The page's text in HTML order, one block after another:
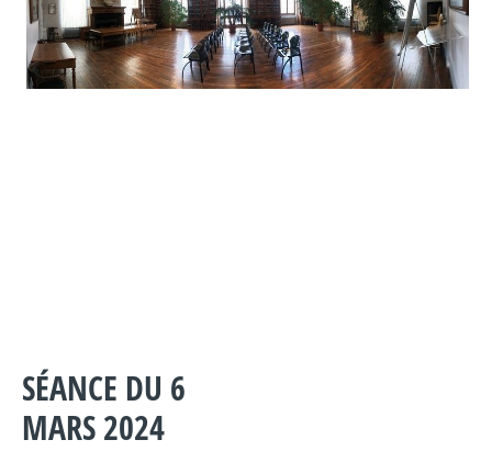
SÉANCE DU 6
MARS 2024